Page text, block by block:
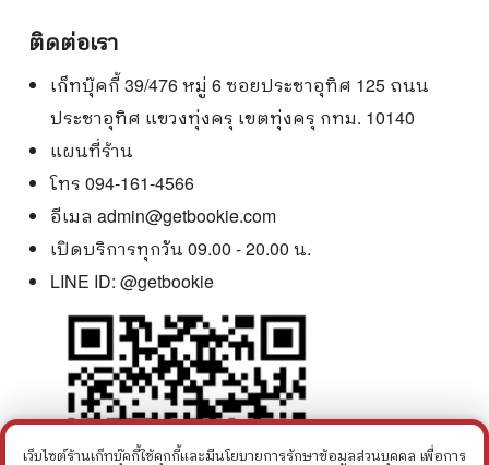
ติดต่อเรา
เก็ทบุ๊คกี้ 39/476 หมู่ 6 ซอยประชาอุทิศ 125 ถนน
ประชาอุทิศ แขวงทุ่งครุ เขตทุ่งครุ กทม. 10140
แผนที่ร้าน
โทร 094-161-4566
อีเมล admin@getbookie.com
เปิดบริการทุกวัน 09.00 - 20.00 น.
LINE ID: @getbookie
เว็บไซต์ร้านเก็ทบุ๊คกี้ใช้คุกกี้และมีนโยบายการรักษาข้อมูลส่วนบุคคล เพื่อการ